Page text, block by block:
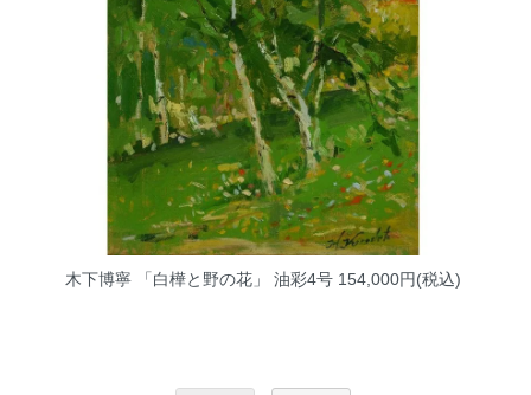
木下博寧 「白樺と野の花」 油彩4号154,000円(税込)